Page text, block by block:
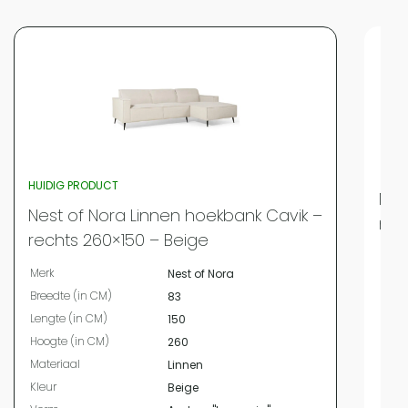
HUIDIG PRODUCT
Nest of Nora Linnen hoekbank Cavik –
rechts 260×150 – Beige
Merk
Nest of Nora
Breedte (in CM)
83
Lengte (in CM)
150
Hoogte (in CM)
260
Materiaal
Linnen
Kleur
Beige